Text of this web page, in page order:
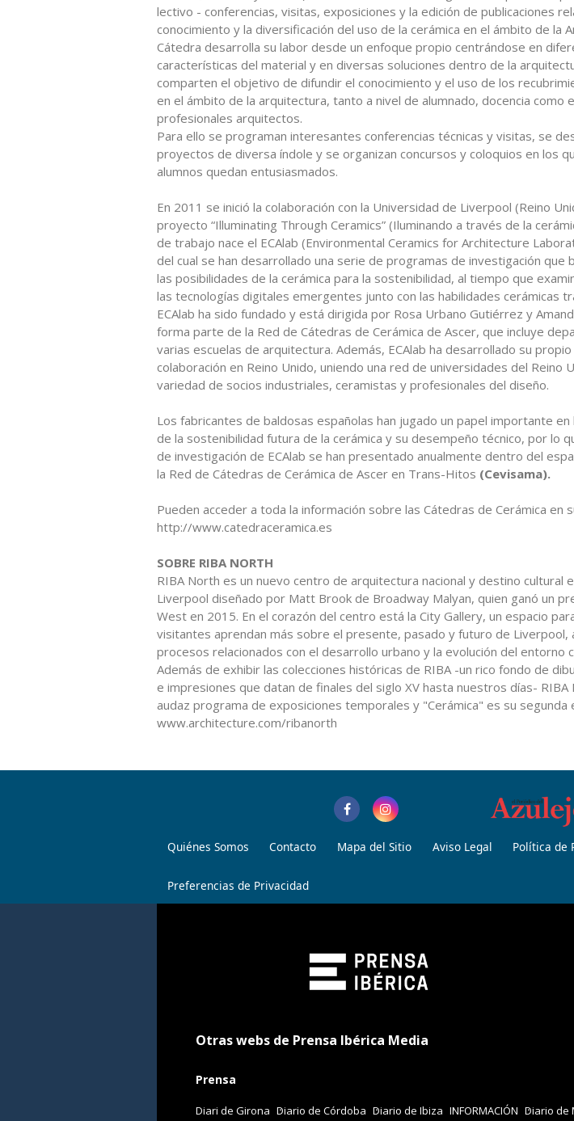
lectivo - conferencias, visitas, exposiciones y la edición de publicaciones
conocimiento y la diversificación del uso de la cerámica en el ámbito de la
Cátedra desarrolla su labor desde un enfoque propio centrándose en
características del material y en diversas soluciones dentro de la
comparten el objetivo de difundir el conocimiento y el uso de los
en el ámbito de la arquitectura, tanto a nivel de alumnado, docencia como
profesionales arquitectos.
Para ello se programan interesantes conferencias técnicas y visitas, se
proyectos de diversa índole y se organizan concursos y coloquios en los
alumnos quedan entusiasmados.
En 2011 se inició la colaboración con la Universidad de Liverpool (Reino
proyecto “Illuminating Through Ceramics” (Iluminando a través de la
de trabajo nace el ECAlab (Environmental Ceramics for Architecture
del cual se han desarrollado una serie de programas de investigación que
las posibilidades de la cerámica para la sostenibilidad, al tiempo que
las tecnologías digitales emergentes junto con las habilidades cerámicas
ECAlab ha sido fundado y está dirigida por Rosa Urbano Gutiérrez y
forma parte de la Red de Cátedras de Cerámica de Ascer, que incluye
varias escuelas de arquitectura. Además, ECAlab ha desarrollado su
colaboración en Reino Unido, uniendo una red de universidades del Reino
variedad de socios industriales, ceramistas y profesionales del diseño.
Los fabricantes de baldosas españolas han jugado un papel importante en
de la sostenibilidad futura de la cerámica y su desempeño técnico, por lo
de investigación de ECAlab se han presentado anualmente dentro del
la Red de Cátedras de Cerámica de Ascer en Trans-Hitos (Cevisama).
Pueden acceder a toda la información sobre las Cátedras de Cerámica en
http://www.catedraceramica.es
SOBRE RIBA NORTH
RIBA North es un nuevo centro de arquitectura nacional y destino cultural
Liverpool diseñado por Matt Brook de Broadway Malyan, quien ganó un
West en 2015. En el corazón del centro está la City Gallery, un espacio
visitantes aprendan más sobre el presente, pasado y futuro de Liverpool,
procesos relacionados con el desarrollo urbano y la evolución del entorno
Además de exhibir las colecciones históricas de RIBA -un rico fondo de
e impresiones que datan de finales del siglo XV hasta nuestros días- RIBA
audaz programa de exposiciones temporales y "Cerámica" es su segunda
www.architecture.com/ribanorth
Quiénes Somos Contacto Mapa del Sitio Aviso Legal Política de
Preferencias de Privacidad
Otras webs de Prensa Ibérica Media
Prensa
Diari de Girona Diario de Córdoba Diario de Ibiza INFORMACIÓN Diario de